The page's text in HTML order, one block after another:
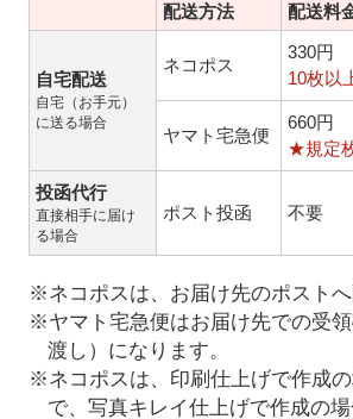
配送方法 配送料
自宅配送
自宅（お手元）
に送る場合
ネコポス
330円
10枚以
ヤマト宅急便
660円
★規定
投函代行
直接相手に届け
る場合
ポスト投函 不要
※ネコポスは、お届け先のポストへ
※ヤマト宅急便はお届け先での受
渡し）になります。
※ネコポスは、印刷仕上げで作成の
で、写真キレイ仕上げで作成の